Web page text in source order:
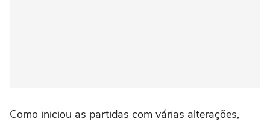
Como iniciou as partidas com várias alterações,